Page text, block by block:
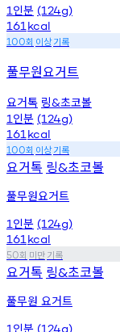
1 인분 (124g)
161 kcal
100회 이상기록
풀무원요거트
요거톡 링&초코볼
1 인분 (124g)
161 kcal
100회 이상기록
요거톡 링&초코볼
풀무원요거트
1 인분 (124g)
161 kcal
50회 미만기록
요거톡 링&초코볼
풀무원 요거트
1 인분 (124g)